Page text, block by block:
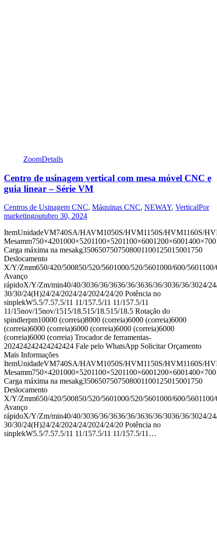
ZoomDetails
Centro de usinagem vertical com mesa móvel CNC e
guia linear – Série VM
Centros de Usinagem CNC, Máquinas CNC, NEWAY, VerticalPor
marketingoutubro 30, 2024
ItemUnidadeVM740SA/HAVM1050S/HVM1150S/HVM1160S/
Carga máxima na mesakg3506507507508001100125015001750
Deslocamento
X/Y/Zmm650/420/500850/520/5601000/520/5601000/600/
Avanço
rápidoX/Y/Zm/min40/40/3036/36/3636/36/3636/36/3036/36/3024/
30/30/24(H)24/24/2024/24/2024/24/20 Potência no
sinplekW5.5/7.57.5/11 11/157.5/11 11/157.5/11
11/15nov/15nov/1515/18.515/18.515/18.5 Rotação do
spindlerpm10000 (correia)8000 (correia)6000 (correia)6000
(correia)6000 (correia)6000 (correia)6000 (correia)6000
(correia)6000 (correia) Trocador de ferramentas-
202424242424242424 Fale pelo WhatsApp Solicitar Orçamento
Mais Informações
ItemUnidadeVM740SA/HAVM1050S/HVM1150S/HVM1160S/
Carga máxima na mesakg3506507507508001100125015001750
Deslocamento
X/Y/Zmm650/420/500850/520/5601000/520/5601000/600/
Avanço
rápidoX/Y/Zm/min40/40/3036/36/3636/36/3636/36/3036/36/3024/
30/30/24(H)24/24/2024/24/2024/24/20 Potência no
sinplekW5.5/7.57.5/11 11/157.5/11 11/157.5/11…